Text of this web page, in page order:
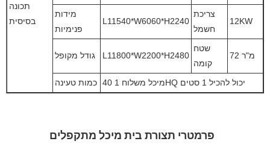
תכונה
בסיסית
מידות
פנימיות
L11540*W6060*H2240
צריכת
חשמל
12KW
גודל מקופל L11800*W2200*H2480
שטח
קומה
72 מ"ר
כמות טעינה מיכל משלוח 1 40HQ יכול להכיל 1 סטים
פרמטרי תצורת בית מיכל מתקפלים